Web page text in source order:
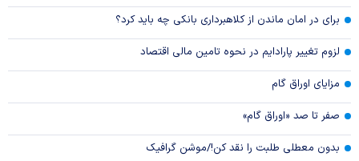
برای در امان ماندن از کلاهبرداری بانکی چه باید کرد؟
لزوم تغییر پارادایم در نحوه تامین مالی اقتصاد
مزایای اوراق گام
صفر تا صد «اوراق گام»
بدون معطلی طلبت را نقد کن!/موشن گرافیک